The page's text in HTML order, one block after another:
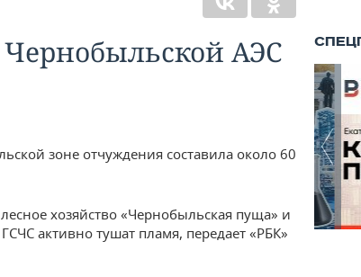
АЭС
зоне отчуждения составила около 60
хозяйство «Чернобыльская пуща» и
активно тушат пламя, передает «РБК»